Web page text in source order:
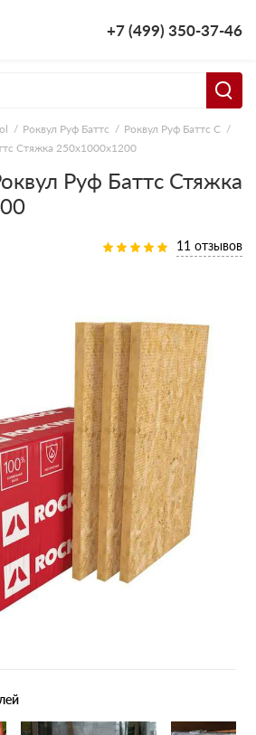
+7 (499) 350-37-46
Роквул Руф Баттс
Роквул Руф Баттс C
Стяжка 250х1000х1200
Руф Баттс Стяжка
11 отзывов